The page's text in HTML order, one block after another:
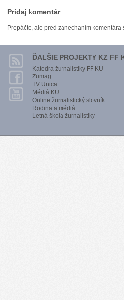
Pridaj komentár
Prepáčte, ale pred zanechaním komentára
ĎALŠIE PROJEKTY KZ FF
Katedra žurnalistiky FF KU
Zumag
TV Unica
Médiá KU
Online žurnalistický slovník
Rodina a médiá
Letná škola žurnalistiky